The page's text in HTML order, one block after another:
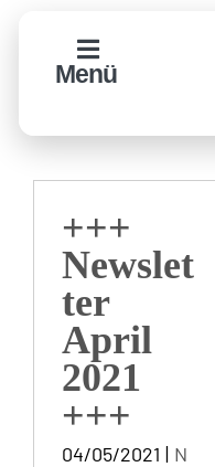
springenMenü
+++
Newslet
ter
April
2021
+++
04/05/2021 | N